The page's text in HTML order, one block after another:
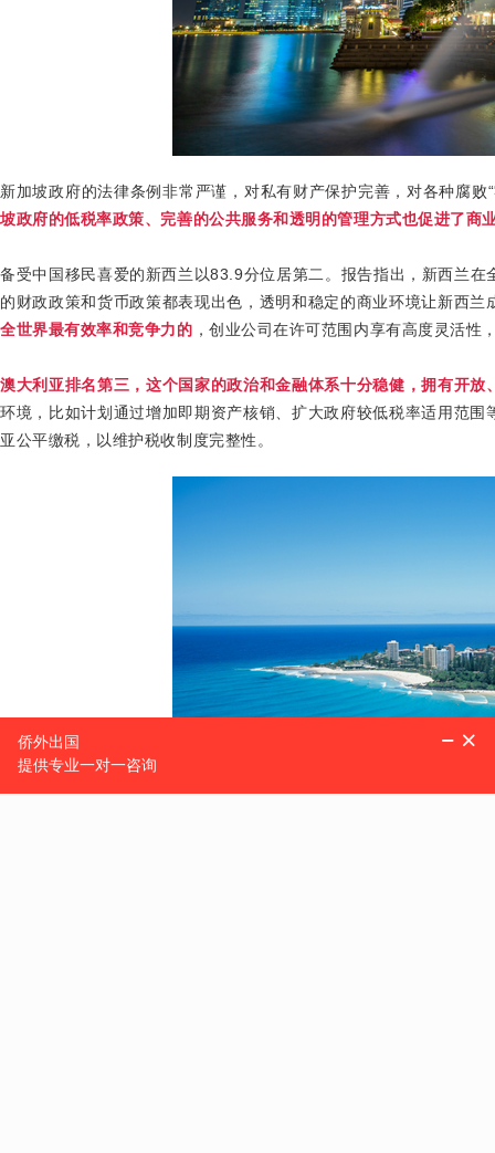
新加坡政府的法律条例非常严谨，对私有财产保护完善，对各种腐
坡政府的低税率政策、完善的公共服务和透明的管理方式也促进了商
备受中国移民喜爱的新西兰以83.9分位居第二。报告指出，新西兰
的财政政策和货币政策都表现出色，透明和稳定的商业环境让新西
全世界最有效率和竞争力的 ，创业公司在许可范围内享有高度灵活性
澳大利亚排名第三，这个国家的政治和金融体系十分稳健，拥有开放
环境，比如计划通过增加即期资产核销、扩大政府较低税率适用范
亚公平缴税，以维护税收制度完整性。